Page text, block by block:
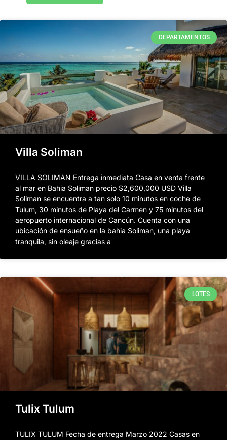
DEPARTAMENTOS
Villa Soliman
VILLA SOLIMAN Entrega inmediata Casa en venta frente
al mar en Bahia Soliman precio $2,600,000 USD Villa
Soliman se encuentra a tan solo 10 minutos en coche de
Tulum, 30 minutos de Playa del Carmen y 75 minutos del
aeropuerto internacional de Cancún. Cuenta con una
ubicación de ensueño en la bahia Soliman, una playa
tranquila, sin oleaje gracias a
LOTES
Tulix Tulum
TULIX TULUM Fecha de entrega Marzo 2022 Casas en